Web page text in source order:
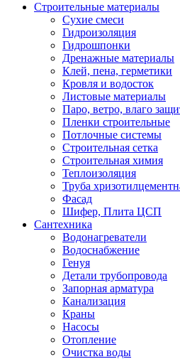
Строительные материалы
Сухие смеси
Гидроизоляция
Гидрошпонки
Дренажные материалы
Клей, пена, герметики
Кровля и водосток
Листовые материалы
Паро, ветро, влаго
Пленки строительные
Потлочные системы
Строительная сетка
Строительная химия
Теплоизоляция
Труба
Фасад
Шифер, Плита ЦСП
Сантехника
Водонагреватели
Водоснабжение
Генуя
Детали трубопровода
Запорная арматура
Канализация
Краны
Насосы
Отопление
Очистка воды